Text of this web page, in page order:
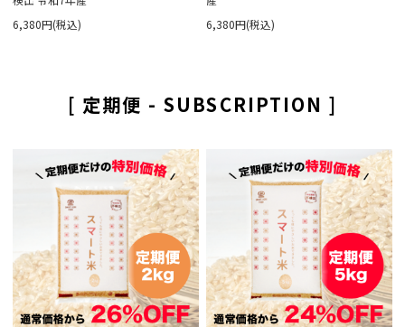
6,380円(税込)
6,380円(税込)
[ 定期便 - SUBSCRIPTION ]